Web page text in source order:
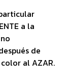
a la
de
al AZAR.